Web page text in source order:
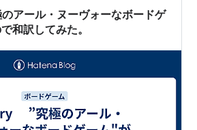
ール・ヌーヴォーなボードゲ
和訳してみた。